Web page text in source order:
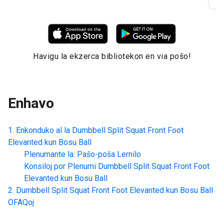
Havigu la ekzerca bibliotekon en via poŝo!
Enhavo
Enkonduko al la Dumbbell Split Squat Front Foot
Elevanted kun Bosu Ball
Plenumante la: Paŝo-poŝa Lernilo
Konsiloj por Plenumi Dumbbell Split Squat Front Foot
Elevanted kun Bosu Ball
Dumbbell Split Squat Front Foot Elevanted kun Bosu Ball
OFAQoj